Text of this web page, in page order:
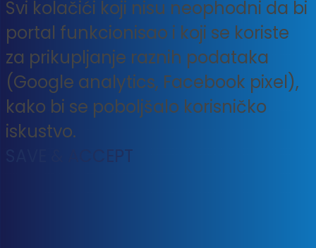
Svi kolačići koji nisu neophodni da bi
portal funkcionisao i koji se koriste
za prikupljanje raznih podataka
(Google analytics, Facebook pixel),
kako bi se poboljšalo korisničko
iskustvo.
SAVE & ACCEPT